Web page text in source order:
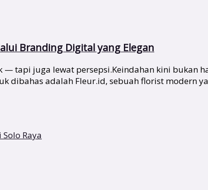
Branding Digital yang Elegan
tapi juga lewat persepsi.Keindahan kini bukan
dibahas adalah Fleur.id, sebuah florist modern